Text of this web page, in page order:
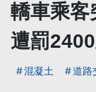
轎車乘客
遭罰
混凝土 道路